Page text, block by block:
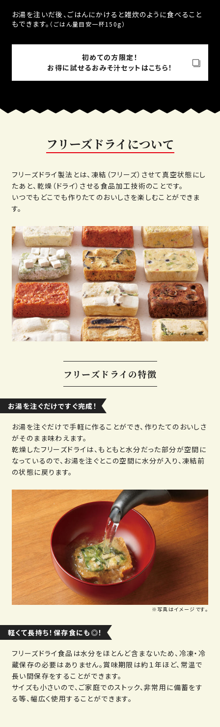
お湯を注いだ後、ごはんにかけると雑炊のように食べること
もできます。 （ごはん量目安一杯150g）
初めての方限定！
お得に試せるおみそ汁セットはこちら！
フリーズドライについて
フリーズドライ製法とは、凍結（フリーズ）させて真空状態にし
たあと、乾燥（ドライ）させる食品加工技術のことです。
いつでもどこでも作りたてのおいしさを楽しむことができま
す。
フリーズドライの特徴
お湯を注ぐだけですぐ完成！
お湯を注ぐだけで手軽に作ることができ、作りたてのおいしさ
がそのまま味わえます。
乾燥したフリーズドライは、もともと水分だった部分が空間に
なっているので、お湯を注ぐとこの空間に水分が入り、凍結前
の状態に戻ります。
※写真はイメージです。
軽くて長持ち！保存食にも◎！
フリーズドライ食品は水分をほとんど含まないため、冷凍・冷
蔵保存の必要はありません。賞味期限は約１年ほど、常温で
長い間保存をすることができます。
サイズも小さいので、ご家庭でのストック、非常用に備蓄をす
る等、幅広く使用することができます。